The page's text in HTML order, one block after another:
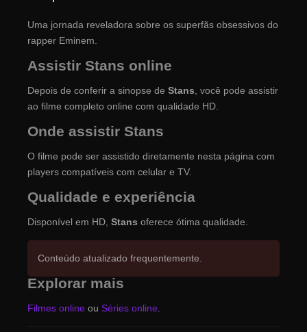
Uma jornada reveladora sobre os superfãs obsessivos do
rapper Eminem.
Assistir Stans online
Depois de conferir a sinopse de Stans, você pode assistir
ao filme completo online com qualidade HD.
Onde assistir Stans
O filme pode ser assistido diretamente nesta página com
players compatíveis com celular e TV.
Qualidade e experiência
Disponível em HD, Stans oferece ótima qualidade.
Conteúdo atualizado frequentemente.
Explorar mais
Filmes online ou Séries online.